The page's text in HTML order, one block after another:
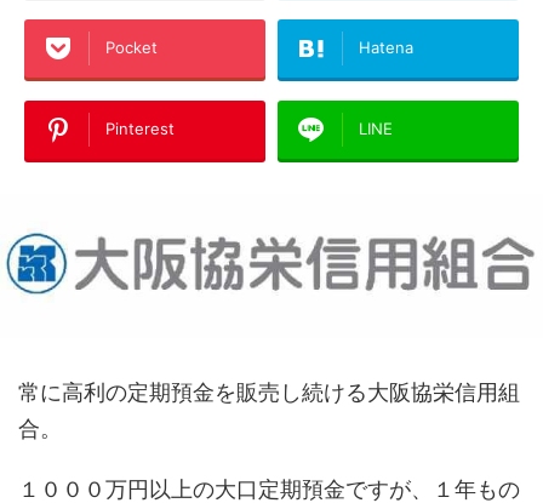
Pocket Hatena
Pinterest LINE
常に高利の定期預金を販売し続ける大阪協栄信用組
合。
１０００万円以上の大口定期預金ですが、１年もの